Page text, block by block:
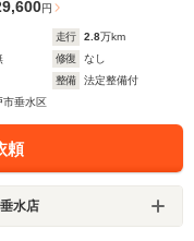
円
走行 2.8万km
修復
なし
整備
法定整備付
市垂水区
頼
水店